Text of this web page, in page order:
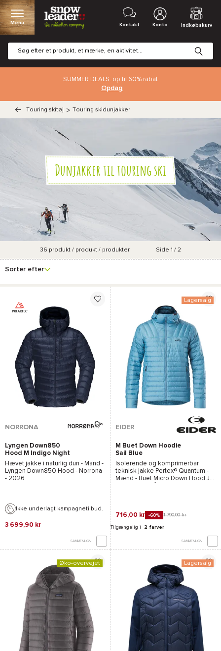
Menu Kontakt Konto Indkøbskurv
SUMMER DEALS: op til 60% rabat
Opdag
Touring skitøj > Touring skidunjakker
Dunjakker til touring ski
Mærke Pris Størrelse
flere
36 produkt / produkt / produkter Side 1 / 2
Sorter efter
NORRONA
Lyngen Down850
Hood M Indigo Night
Hævet jakke i naturlig dun - Mand -
Lyngen Down850 Hood - Norrona
- 2026
Ikke underlagt kampagnetilbud.
3 699,90 kr
SAMMENLIGN
Lagersalg
EIDER
M Buet Down Hoodie
Sail Blue
Isolerende og komprimerbar
teknisk jakke Pertex® Quantum -
Mænd - Buet Micro Down Hood Jkt
716,00 kr -60% 1 790,00 kr
Tilgængelig i 2 farver
SAMMENLIGN
Øko-overvejet Lagersalg